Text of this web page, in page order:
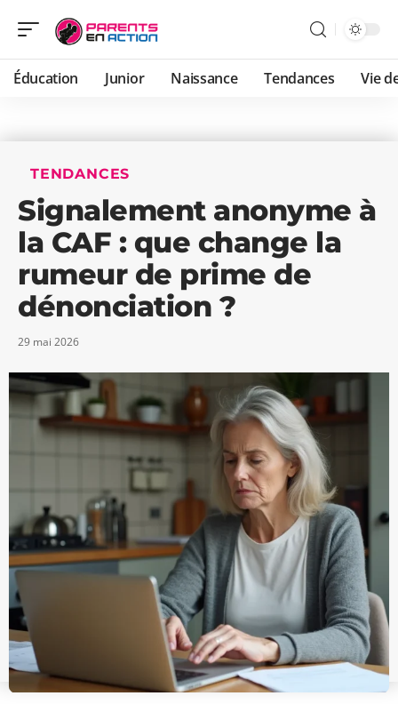
Éducation Junior Naissance Tendances Vie
TENDANCES
Signalement anonyme à
la CAF : que change la
rumeur de prime de
dénonciation ?
29 mai 2026